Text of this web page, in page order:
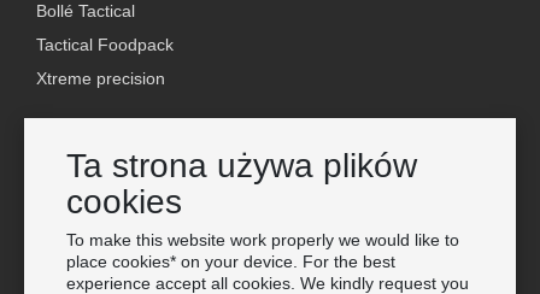
Ta strona używa plików
cookies
To make this website work properly we would like to
place cookies* on your device. For the best
experience accept all cookies. We kindly request you
Bollé Tactical
Tactical Foodpack
Xtreme precision
Hurtownia Van Os Imports
E-mail: info@vanosimports.nl
Telefon: + 31 348 451 219
WhatsApp us!